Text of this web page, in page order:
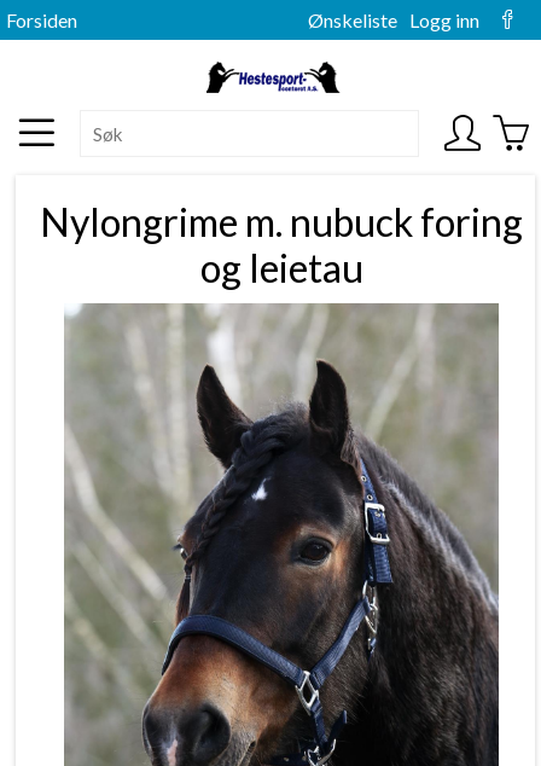
Forsiden Ønskeliste Logg inn
Nylongrime m. nubuck foring
og leietau